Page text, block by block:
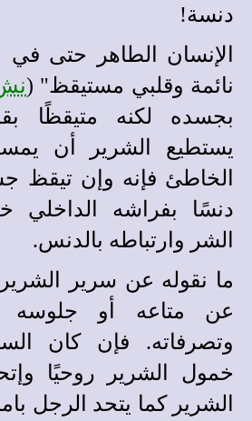
دنسة!
الإنسان الطاهر حتى في
نائمة وقلبي مستيقظ" (نش
بجسده لكنه متيقظًا
يستطيع الشرير أن
الخاطئ فإنه وإن تيقظ
دنسًا بفراشه الداخلي
الشر وارتباطه بالدنس.
ما نقوله عن سرير الشرير
عن متاعه أو جلوسه
وتصرفاته. فإن كان
خمول الشرير روحيًا
الشرير كما يتحد الرجل